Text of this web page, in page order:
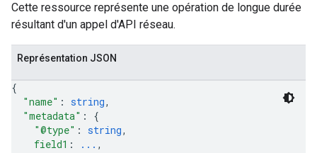
Cette ressource représente une opération de longue durée
résultant d'un appel d'API réseau.
Représentation JSON
{
"name" : string,
"metadata" : {
"@type" : string,
field1 : ... ,